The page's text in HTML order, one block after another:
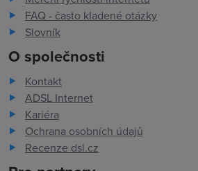
FAQ - často kladené otázky
Slovník
O společnosti
Kontakt
ADSL Internet
Kariéra
Ochrana osobních údajů
Recenze dsl.cz